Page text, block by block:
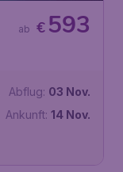
€ 593
ab
Abflug: 03 Nov.
Ankunft: 14 Nov.